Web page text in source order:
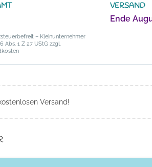
– Kleinunternehmer
Abs. 1 Z 27 UStG zzgl.
VERSAND
Ende
Versand!